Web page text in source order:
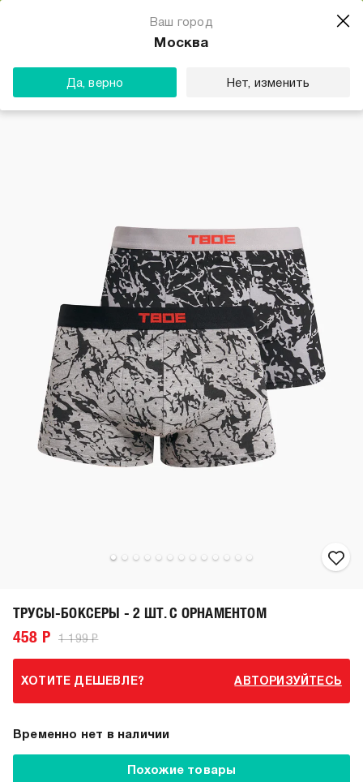
Ваш город
Москва
Да, верно Нет, изменить
ТРУСЫ-БОКСЕРЫ - 2 ШТ. С ОРНАМЕНТОМ
458 Р 1 199 Р
ХОТИТЕ ДЕШЕВЛЕ? АВТОРИЗУЙТЕСЬ
Временно нет в наличии
Похожие товары
Магазин одежды для тебя